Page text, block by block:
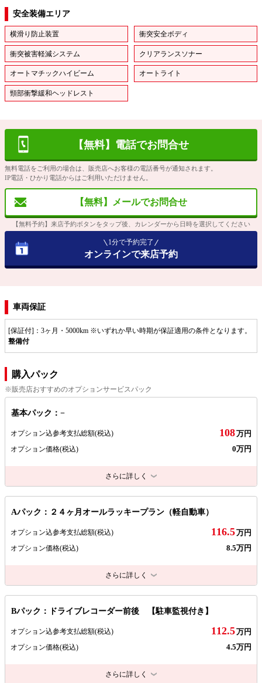
安全装備エリア
横滑り防止装置 衝突安全ボディ
衝突被害軽減システム クリアランスソナー
オートマチックハイビーム オートライト
頸部衝撃緩和ヘッドレスト
【無料】電話でお問合せ
無料電話をご利用の場合は、販売店へお客様の電話番号が通知されます。
IP電話・ひかり電話からはご利用いただけません。
【無料】メールでお問合せ
【無料予約】来店予約ボタンをタップ後、カレンダーから日時を選択してください
1分で予約完了
オンラインで来店予約
車両保証
[保証付]：3ヶ月・5000km ※いずれか早い時期が保証適用の条件となります。
整備付
購入パック
※販売店おすすめのオプションサービスパック
基本パック：−
オプション込参考支払総額(税込) 108万円
オプション価格(税込) 0万円
さらに詳しく
Aパック：２４ヶ月オールラッキープラン（軽自動車）
オプション込参考支払総額(税込) 116.5万円
オプション価格(税込) 8.5万円
さらに詳しく
Bパック：ドライブレコーダー前後 【駐車監視付き】
オプション込参考支払総額(税込) 112.5万円
オプション価格(税込) 4.5万円
さらに詳しく